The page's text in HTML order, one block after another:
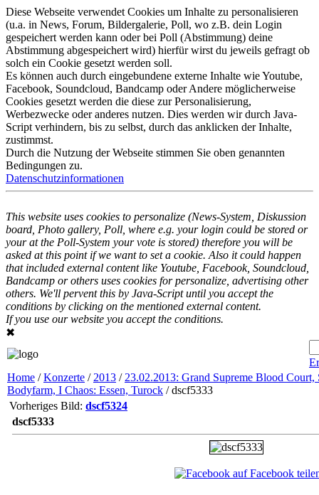
Diese Webseite verwendet Cookies um Inhalte zu personalisieren
(u.a. in News, Forum, Bildergalerie, Poll, wo z.B. dein Login
gespeichert werden kann oder bei Poll (Abstimmung) deine
Abstimmung abgespeichert wird) hierfür wirst du jeweils gefragt ob
solch ein Cookie gesetzt werden soll.
Es können auch durch eingebundene externe Inhalte wie Youtube,
Facebook, Soundcloud, Bandcamp oder Andere möglicherweise
Cookies gesetzt werden die diese zur Personalisierung,
Werbezwecke oder anderes nutzen. Dies werden wir durch Java-
Script verhindern, bis zu selbst, durch das anklicken der Inhalte,
zustimmst.
Durch die Nutzung der Webseite stimmen Sie oben genannten
Bedingungen zu.
Datenschutzinformationen
This website uses cookies to personalize (News-System, Diskussion
board, Photo gallery, Poll, where e.g. your login could be stored or
your at the Poll-System your vote is stored) therefore you will be
asked at this point if we want to set a cookie. Also it could happen
that included external content like Youtube, Facebook, Soundcloud,
Bandcamp or others uses cookies for personalize, advertising other
others. We'll pervent this by Java-Script until you accept the
conditions by clicking on the mentioned external content.
If you use our website you accept the conditions.
✖
Home /Konzerte / 2013 / 23.02.2013: Grand Supreme Blood Court,
Bodyfarm, I Chaos: Essen, Turock / dscf5333
Vorheriges Bild: dscf5324
dscf5333
auf Facebook